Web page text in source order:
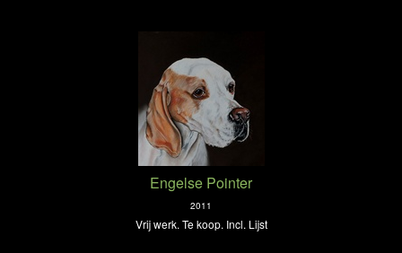
Engelse Pointer
2011
Vrij werk. Te koop. Incl. Lijst